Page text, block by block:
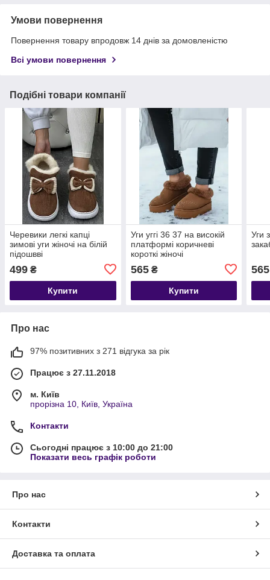
Умови повернення
Повернення товару впродовж 14 днів за домовленістю
Всі умови повернення
Подібні товари компанії
Черевики легкі капці
зимові уги жіночі на білій
підошвві
499 ₴
Купити
Уги уггі 36 37 на високій
платформі коричневі
короткі жіночі
565₴
Купити
Уги
565
Про нас
97% позитивних з 271 відгука за рік
Працює з 27.11.2018
м. Київ
прорізна 10, Київ, Україна
Контакти
Сьогодні працює з 10:00 до 21:00
Показати весь графік роботи
Про нас
Контакти
Доставка та оплата